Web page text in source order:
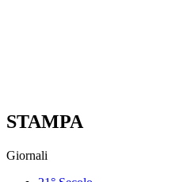
STAMPA
Giornali